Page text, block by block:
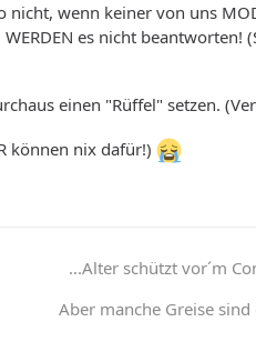
nicht, wenn keiner von uns
es nicht
einen "Rüffel" setzen.
können nix dafür!)
...Alter schützt vor´m
Aber manche Greise